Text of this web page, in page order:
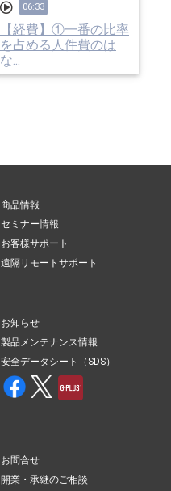
06:33
【経費】①一番の比率
を占める人件費のは
な...
商品情報
セミナー情報
お客様サポート
遠隔リモートサポート
お知らせ
製品メンテナンス情報
安全データシート（SDS）
お問合せ
開業・承継のご相談